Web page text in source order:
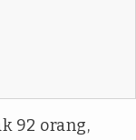
92 orang,